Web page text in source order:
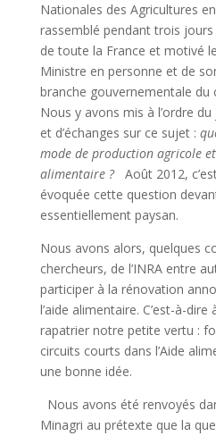
Nationales des Agricultures
rassemblé pendant trois
de toute la France et motivé
Ministre en personne et de
branche gouvernementale du
Nous y avons mis à l’ordre
et d’échanges sur ce sujet :
mode de production agricole
alimentaire ?Août 2012,
évoquée cette question
essentiellement paysan.
Nous avons alors, quelques
chercheurs, de l’INRA entre
participer à la rénovation
l’aide alimentaire. C’est-à-dire
rapatrier notre petite vertu :
circuits courts dans l’Aide
une bonne idée.
Nous avons été renvoyés
Minagri au prétexte que la